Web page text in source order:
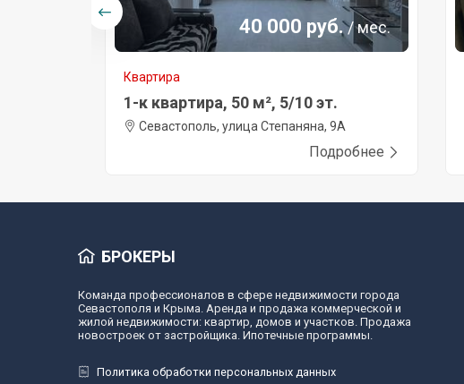
40 000 руб./ мес.
Квартира
1-к квартира, 50 м², 5/10 эт.
Севастополь, улица Степаняна, 9А
Подробнее
БРОКЕРЫ
Команда профессионалов в сфере недвижимости города
Севастополя и Крыма. Аренда и продажа коммерческой и
жилой недвижимости: квартир, домов и участков. Продажа
новостроек от застройщика. Ипотечные программы.
Политика обработки персональных данных